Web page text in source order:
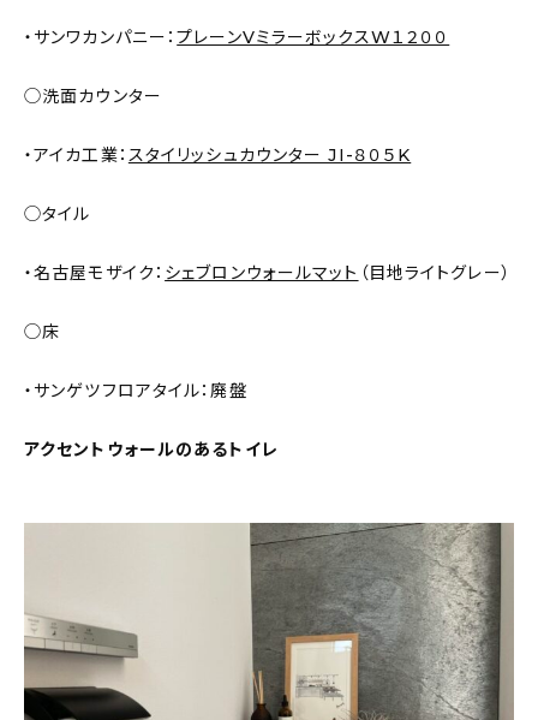
・サンワカンパニー：プレーンVミラーボックスW１２００
◯洗面カウンター
・アイカ工業： スタイリッシュカウンター JI-８０５K
◯タイル
・名古屋モザイク： シェブロンウォールマット （目地ライトグレー）
◯床
・サンゲツフロアタイル：廃盤
アクセントウォールのあるトイレ